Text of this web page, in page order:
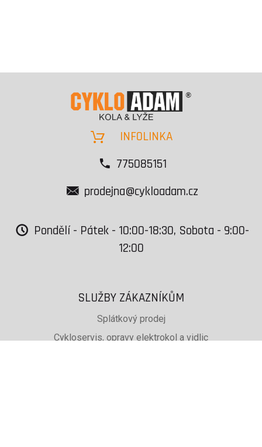
INFOLINKA
775085151
prodejna@cykloadam.cz
Pondělí - Pátek - 10:00-18:30, Sobota - 9:00-
12:00
SLUŽBY ZÁKAZNÍKŮM
Splátkový prodej
Cykloservis, opravy elektrokol a vidlic